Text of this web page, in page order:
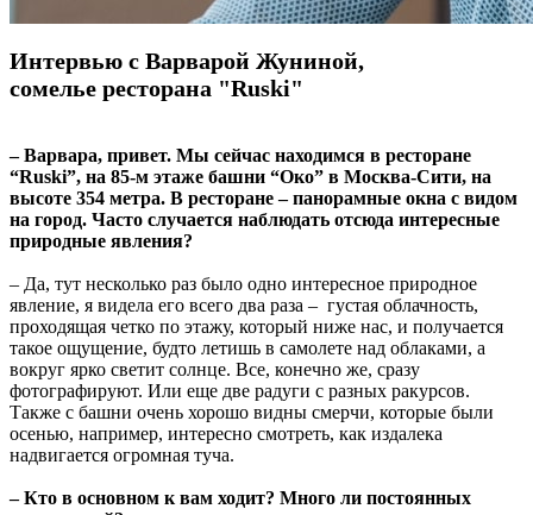
Интервью с Варварой Жуниной,
сомелье ресторана "Ruski"
– Варвара, привет. Мы сейчас находимся в ресторане
“Ruski”, на 85-м этаже башни “Око” в Москва-Сити, на
высоте 354 метра. В ресторане – панорамные окна с видом
на город. Часто случается наблюдать отсюда интересные
природные явления?
– Да, тут несколько раз было одно интересное природное
явление, я видела его всего два раза – густая облачность,
проходящая четко по этажу, который ниже нас, и получается
такое ощущение, будто летишь в самолете над облаками, а
вокруг ярко светит солнце. Все, конечно же, сразу
фотографируют. Или еще две радуги с разных ракурсов.
Также с башни очень хорошо видны смерчи, которые были
осенью, например, интересно смотреть, как издалека
надвигается огромная туча.
– Кто в основном к вам ходит? Много ли постоянных